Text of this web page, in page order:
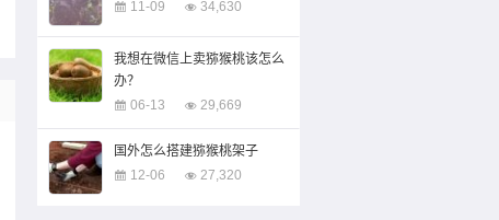
11-09
34,630
我想在微信上卖猕猴桃该怎么
办？
06-13
29,669
国外怎么搭建猕猴桃架子
12-06
27,320